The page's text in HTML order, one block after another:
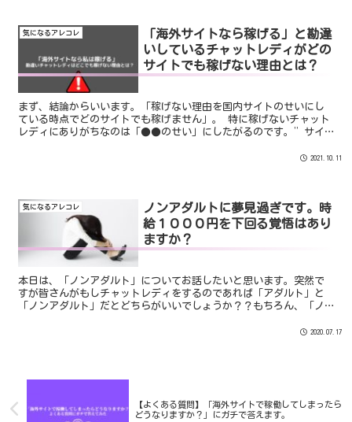
気になるアレコレ
「海外サイトなら稼げる」と勘違
いしているチャットレディがどの
サイトでも稼げない理由とは？
まず、結論からいいます。「稼げない理由を国内サイトのせいにし
ている時点でどのサイトでも稼げません」。 特に稼げないチャット
レディにありがちなのは「●●のせい」にしたがるのです。”サイ
2021.10.11
気になるアレコレ
ノンアダルトに夢見過ぎです。時
給１０００円を下回る覚悟はあり
ますか？
本日は、「ノンアダルト」についてお話したいと思います。突然で
すが皆さんがもしチャットレディをするのであれば「アダルト」と
「ノンアダルト」だとどちらがいいでしょうか？？もちろん、「ノ
2020.07.17
【よくある質問】「海外サイトで稼働してしまったら
どうなりますか？」にガチで答えます。